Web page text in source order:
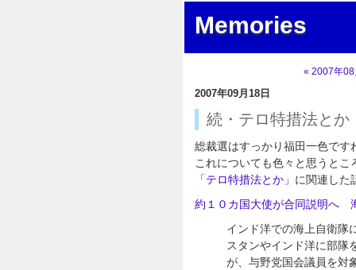
Memories
« 2007年08
2007年09月18日
続・テロ特措法とか
総裁選はすっかり福田一色です
これについても色々と思うと
「テロ特措法とか」 に関連した
約１０カ国大使が合同説明へ
インド洋での海上自衛隊
スタンやインド洋に部隊
が、与野党国会議員を対